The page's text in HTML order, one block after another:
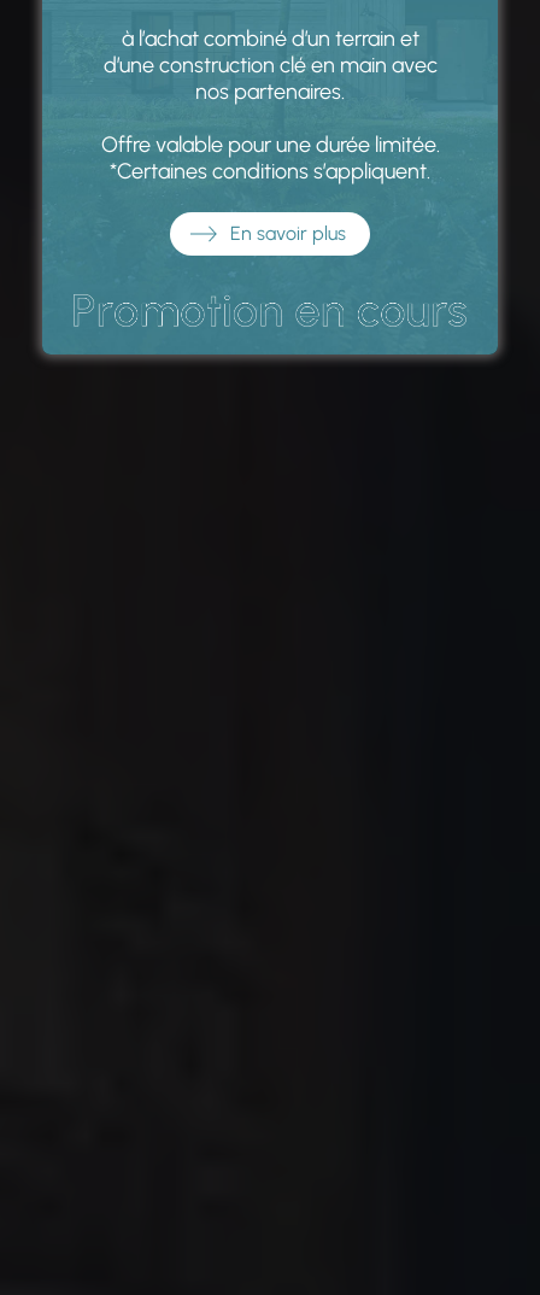
à l’achat combiné d’un terrain et
d’une construction clé en main avec
nos partenaires.
Offre valable pour une durée limitée.
*Certaines conditions s’appliquent.
En savoir plus